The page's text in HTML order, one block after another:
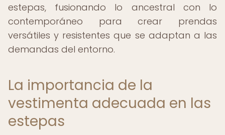
estepas, fusionando lo ancestral con lo
contemporáneo para crear prendas
versátiles y resistentes que se adaptan a las
demandas del entorno.
La importancia de la
vestimenta adecuada en las
estepas